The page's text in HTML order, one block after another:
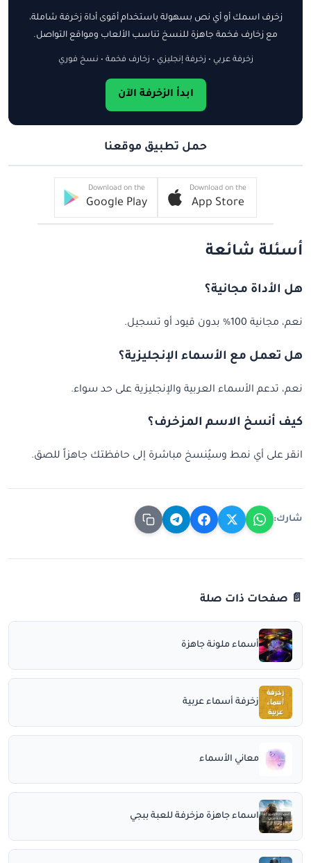
زخرف اسمك أو أي نص بسهولة باستخدام أقوى أداة زخرفة شاملة،
مع زخارف فخمة جاهزة للنسخ تناسب الألعاب ومواقع التواصل.
زخرفة عربي • زخرفة إنجليزي • زخارف فخمة • نسخ فوري
ابدأ الزخرفة الآن
حمل تطبيق موقعنا
Download on the
App Store
Download on the
Google Play
أسئلة شائعة
هل الأداة مجانية؟
نعم، مجانية 100% بدون قيود أو تسجيل.
هل تعمل مع الأسماء الإنجليزية؟
نعم، تدعم الأسماء العربية والإنجليزية على حد سواء.
كيف أنسخ الاسم المزخرف؟
انقر على أي نمط وسيُنسخ مباشرة إلى حافظتك جاهزاً للصق.
شارك:
📄 صفحات ذات صلة
أسماء ملونة جاهزة
زخرفة أسماء عربية
معاني الأسماء
اسماء جاهزة مزخرفة للعبة ببجي